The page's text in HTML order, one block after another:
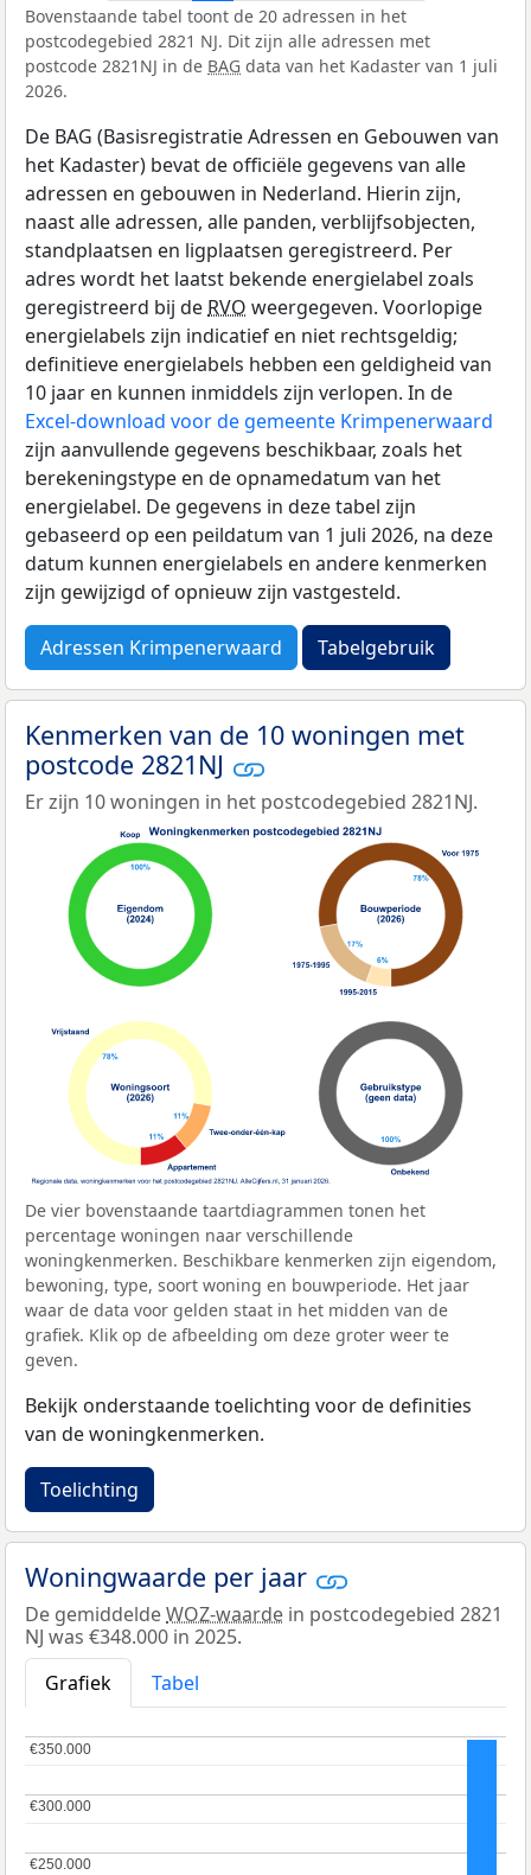
Bovenstaande tabel toont de 20 adressen in het
postcodegebied 2821 NJ. Dit zijn alle adressen met
postcode 2821NJ in de BAG data van het Kadaster van 1 juli
2026.
De BAG (Basisregistratie Adressen en Gebouwen van
het Kadaster) bevat de officiële gegevens van alle
adressen en gebouwen in Nederland. Hierin zijn,
naast alle adressen, alle panden, verblijfsobjecten,
standplaatsen en ligplaatsen geregistreerd. Per
adres wordt het laatst bekende energielabel zoals
geregistreerd bij de RVO weergegeven. Voorlopige
energielabels zijn indicatief en niet rechtsgeldig;
definitieve energielabels hebben een geldigheid van
10 jaar en kunnen inmiddels zijn verlopen. In de
Excel-download voor de gemeente Krimpenerwaard
zijn aanvullende gegevens beschikbaar, zoals het
berekeningstype en de opnamedatum van het
energielabel. De gegevens in deze tabel zijn
gebaseerd op een peildatum van 1 juli 2026, na deze
datum kunnen energielabels en andere kenmerken
zijn gewijzigd of opnieuw zijn vastgesteld.
Adressen Krimpenerwaard Tabelgebruik
Kenmerken van de 10 woningen met
postcode 2821NJ
Er zijn 10 woningen in het postcodegebied 2821NJ.
De vier bovenstaande taartdiagrammen tonen het
percentage woningen naar verschillende
woningkenmerken. Beschikbare kenmerken zijn eigendom,
bewoning, type, soort woning en bouwperiode. Het jaar
waar de data voor gelden staat in het midden van de
grafiek. Klik op de afbeelding om deze groter weer te
geven.
Bekijk onderstaande toelichting voor de definities
van de woningkenmerken.
Toelichting
Woningwaarde per jaar
De gemiddeldeWOZ-waarde in postcodegebied 2821
NJ was €348.000 in 2025.
Grafiek
Tabel
€250.000
€250.000
€300.000
€300.000
€350.000
€350.000